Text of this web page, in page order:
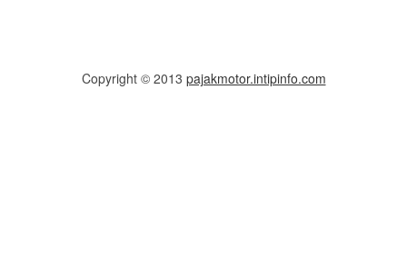
Copyright © 2013 pajakmotor.intipinfo.com